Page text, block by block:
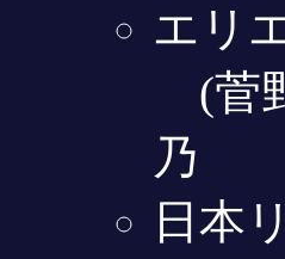
エリ
(菅
乃
日本